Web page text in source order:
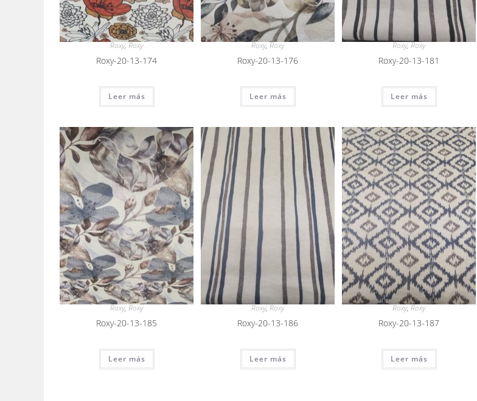
Roxy,Roxy
Roxy-20-13-174
Leer más
Roxy,Roxy
Roxy-20-13-176
Leer más
Roxy,Roxy
Roxy-20-13-181
Leer más
Roxy,Roxy
Roxy-20-13-185
Leer más
Roxy,Roxy
Roxy-20-13-186
Leer más
Roxy,Roxy
Roxy-20-13-187
Leer más